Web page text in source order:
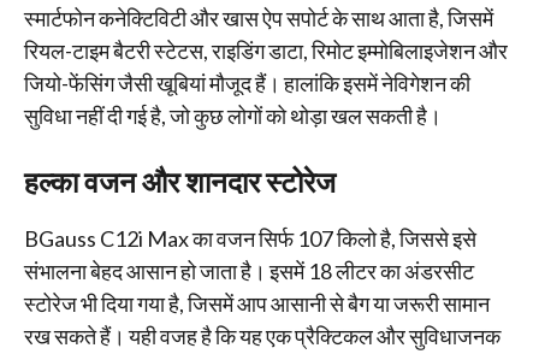
स्मार्टफोन कनेक्टिविटी और खास ऐप सपोर्ट के साथ आता है, जिसमें
रियल-टाइम बैटरी स्टेटस, राइडिंग डाटा, रिमोट इम्मोबिलाइजेशन और
जियो-फेंसिंग जैसी खूबियां मौजूद हैं। हालांकि इसमें नेविगेशन की
सुविधा नहीं दी गई है, जो कुछ लोगों को थोड़ा खल सकती है।
हल्का वजन और शानदार स्टोरेज
BGauss C12i Max का वजन सिर्फ 107 किलो है, जिससे इसे
संभालना बेहद आसान हो जाता है। इसमें 18 लीटर का अंडरसीट
स्टोरेज भी दिया गया है, जिसमें आप आसानी से बैग या जरूरी सामान
रख सकते हैं। यही वजह है कि यह एक प्रैक्टिकल और सुविधाजनक